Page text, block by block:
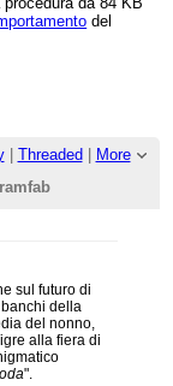
del
| Threaded | More
sul futuro di
della
del nonno,
alla fiera di
".